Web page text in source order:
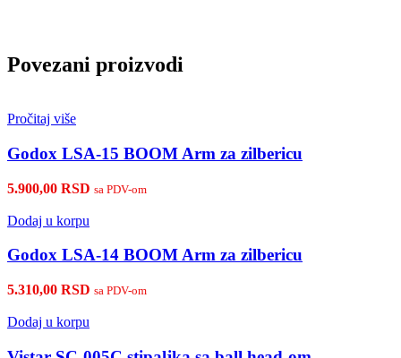
Povezani proizvodi
Pročitaj više
Godox LSA-15 BOOM Arm za zilbericu
5.900,00 RSD sa PDV-om
Dodaj u korpu
Godox LSA-14 BOOM Arm za zilbericu
5.310,00 RSD sa PDV-om
Dodaj u korpu